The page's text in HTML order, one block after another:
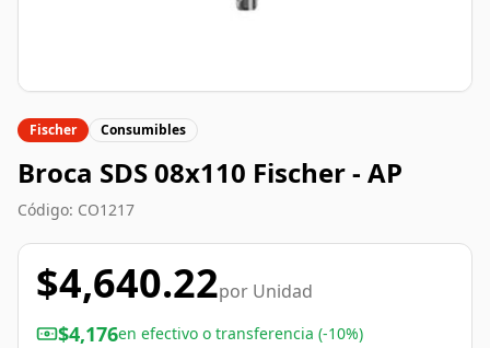
Fischer Consumibles
Broca SDS 08x110 Fischer - AP
Código: CO1217
$4,640.22por Unidad
$4,176en efectivo o transferencia (-10%)